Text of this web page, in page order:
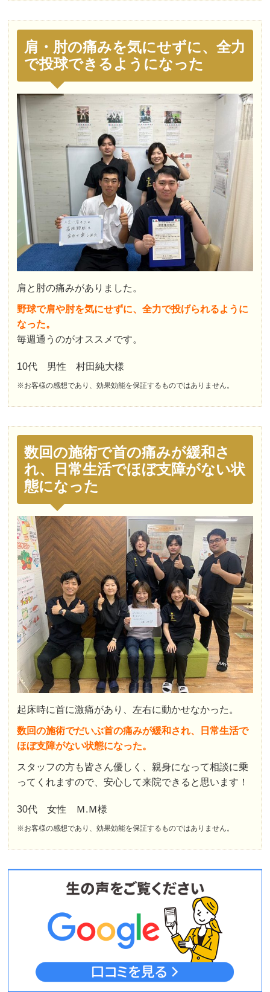
肩・肘の痛みを気にせずに、全力
で投球できるようになった
肩と肘の痛みがありました。
野球で肩や肘を気にせずに、全力で投げられるように
なった。
毎週通うのがオススメです。
10代 男性 村田純大様
※お客様の感想であり、効果効能を保証するものではありません。
数回の施術で首の痛みが緩和さ
れ、日常生活でほぼ支障がない状
態になった
起床時に首に激痛があり、左右に動かせなかった。
数回の施術でだいぶ首の痛みが緩和され、日常生活で
ほぼ支障がない状態になった。
スタッフの方も皆さん優しく、親身になって相談に乗
ってくれますので、安心して来院できると思います！
30代 女性 Ｍ.Ｍ様
※お客様の感想であり、効果効能を保証するものではありません。